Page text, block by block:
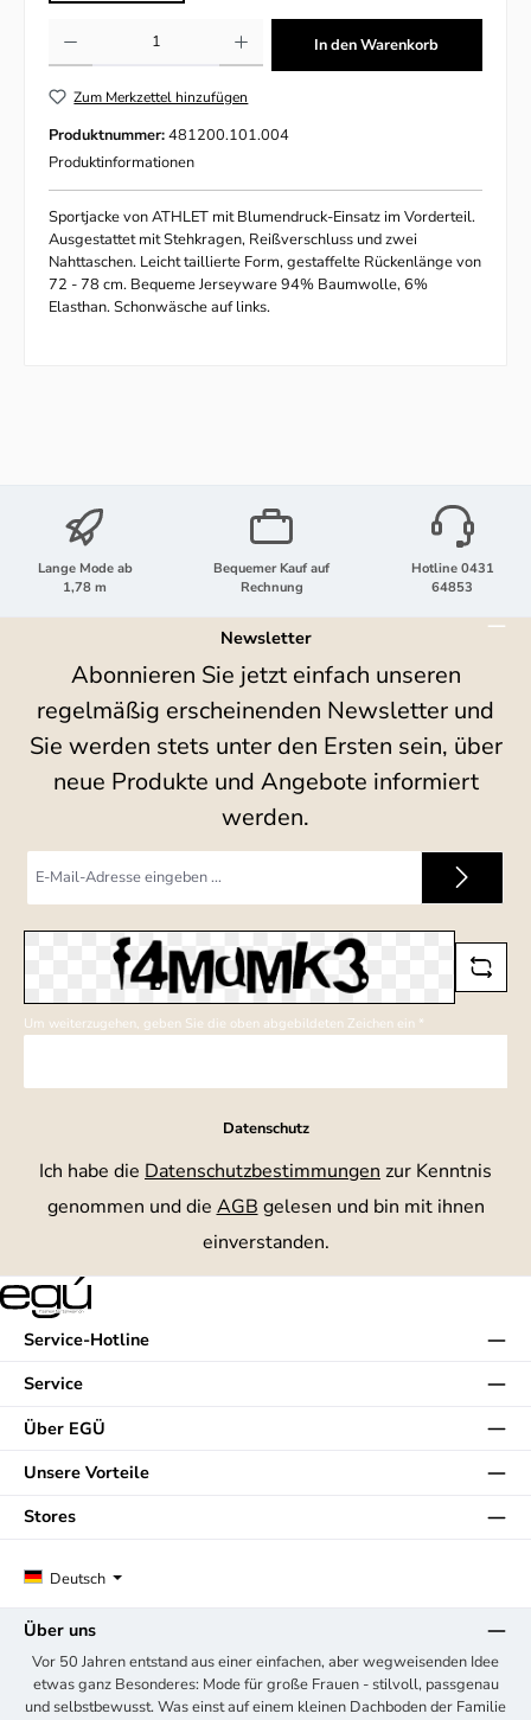
In den Warenkorb
Zum Merkzettel hinzufügen
Produktnummer:481200.101.004
Produktinformationen
Sportjacke von ATHLET mit Blumendruck-Einsatz im Vorderteil.
Ausgestattet mit Stehkragen, Reißverschluss und zwei
Nahttaschen. Leicht taillierte Form, gestaffelte Rückenlänge von
72 - 78 cm. Bequeme Jerseyware 94% Baumwolle, 6%
Elasthan. Schonwäsche auf links.
Lange Mode ab
1,78 m
Bequemer Kauf auf
Rechnung
Hotline 0431
64853
Newsletter
Abonnieren Sie jetzt einfach unseren
regelmäßig erscheinenden Newsletter und
Sie werden stets unter den Ersten sein, über
neue Produkte und Angebote informiert
werden.
Mail-
Um weiterzugehen, geben Sie die oben abgebildeten Zeichen ein *
Datenschutz
Ich habe die Datenschutzbestimmungen zur Kenntnis
genommen und die AGB gelesen und bin mit ihnen
einverstanden.
Service-Hotline
Service
Über EGÜ
Unsere Vorteile
Deutsch
Stores
Über uns
Vor 50 Jahren entstand aus einer einfachen, aber wegweisenden Idee
etwas ganz Besonderes: Mode für große Frauen - stilvoll, passgenau
und selbstbewusst. Was einst auf einem kleinen Dachboden der Familie